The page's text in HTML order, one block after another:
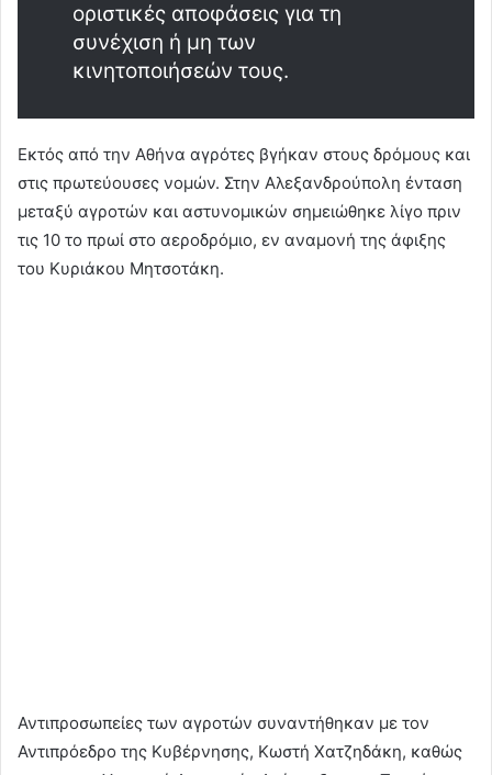
οριστικές αποφάσεις για τη
συνέχιση ή μη των
κινητοποιήσεών τους.
Εκτός από την Αθήνα αγρότες βγήκαν στους δρόμους και
στις πρωτεύουσες νομών. Στην Αλεξανδρούπολη ένταση
μεταξύ αγροτών και αστυνομικών σημειώθηκε λίγο πριν
τις 10 το πρωί στο αεροδρόμιο, εν αναμονή της άφιξης
του Κυριάκου Μητσοτάκη.
Αντιπροσωπείες των αγροτών συναντήθηκαν με τον
Αντιπρόεδρο της Κυβέρνησης, Κωστή Χατζηδάκη, καθώς